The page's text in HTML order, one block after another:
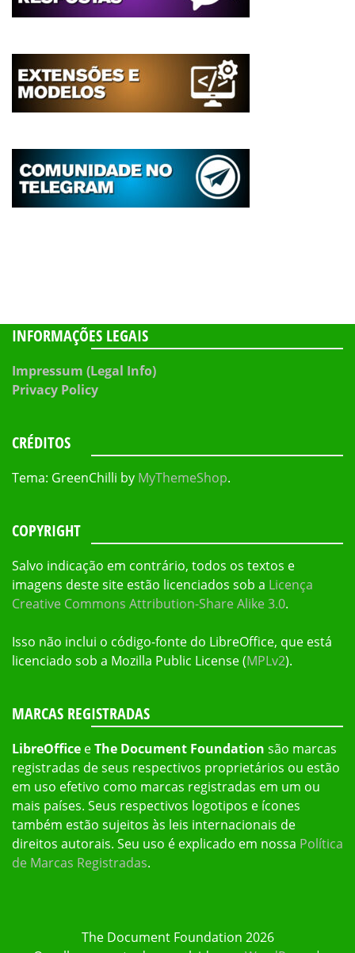
INFORMAÇÕES LEGAIS
Impressum (Legal Info)
Privacy Policy
CRÉDITOS
Tema: GreenChilli by MyThemeShop.
COPYRIGHT
Salvo indicação em contrário, todos os textos e
imagens deste site estão licenciados sob a Licença
Creative Commons Attribution-Share Alike 3.0.
Isso não inclui o código-fonte do LibreOffice, que está
licenciado sob a Mozilla Public License (MPLv2).
MARCAS REGISTRADAS
LibreOffice eThe Document Foundation são marcas
registradas de seus respectivos proprietários ou estão
em uso efetivo como marcas registradas em um ou
mais países. Seus respectivos logotipos e ícones
também estão sujeitos às leis internacionais de
direitos autorais. Seu uso é explicado em nossa Política
de Marcas Registradas.
The Document Foundation 2026